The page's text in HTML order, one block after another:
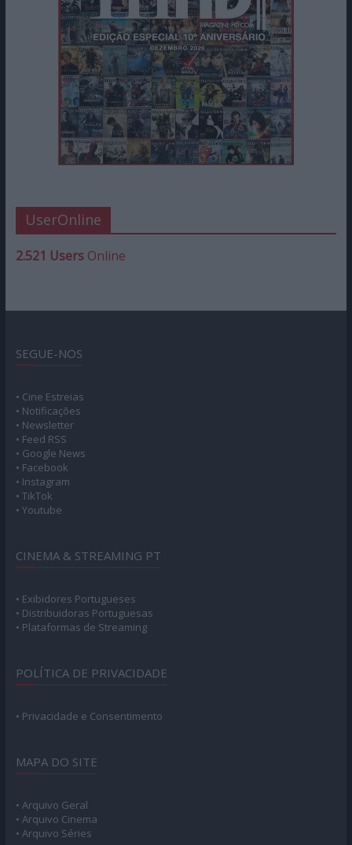
UserOnline
2.521 UsersOnline
SEGUE-NOS
• Cine Estreias
• Notificações
• Newsletter
• Feed RSS
• Google News
• Facebook
• Instagram
• TikTok
• Youtube
CINEMA & STREAMING PT
• Exibidores Portugueses
• Distribuidoras Portuguesas
• Plataformas de Streaming
POLÍTICA DE PRIVACIDADE
• Privacidade e Consentimento
MAPA DO SITE
• Arquivo Geral
• Arquivo Cinema
• Arquivo Séries